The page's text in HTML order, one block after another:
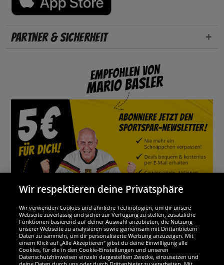
Partner & Sicherheit
Wir sind ausgezeichnet
Wir respektieren deine Privatsphäre
Wir verwenden Cookies und ähnliche Technologien, um dir unsere
Webseite zuverlässig und sicher zur Verfügung zu stellen, zusätzliche
Funktionen basierend auf deiner Auswahl anzubieten, die Nutzung
unserer Webseite zu analysieren sowie gemeinsam mit Drittanbietern
Daten zu sammeln, um dir personalisierte Werbung anzuzeigen. Mit
einem Klick auf „Alle Akzeptieren“ gibst du deine Einwilligung alle
Cookies, für die in den Cookie-Einstellungen und unseren
Datenschutzhinweisen einzeln dargestellten Zwecke, einzusetzen und